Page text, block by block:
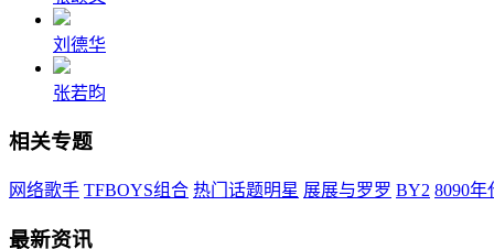
刘德华
张若昀
相关专题
网络歌手 TFBOYS组合 热门话题明星 展展与罗罗 BY2 8090年
最新资讯